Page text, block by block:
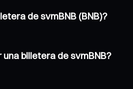
de svmBNB (BNB)?
billetera de svmBNB?